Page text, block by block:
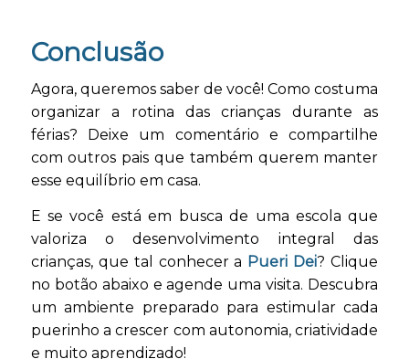
Conclusão
Agora, queremos saber de você! Como costuma
organizar a rotina das crianças durante as
férias? Deixe um comentário e compartilhe
com outros pais que também querem manter
esse equilíbrio em casa.
E se você está em busca de uma escola que
valoriza o desenvolvimento integral das
crianças, que tal conhecer a Pueri Dei? Clique
no botão abaixo e agende uma visita. Descubra
um ambiente preparado para estimular cada
puerinho a crescer com autonomia, criatividade
e muito aprendizado!